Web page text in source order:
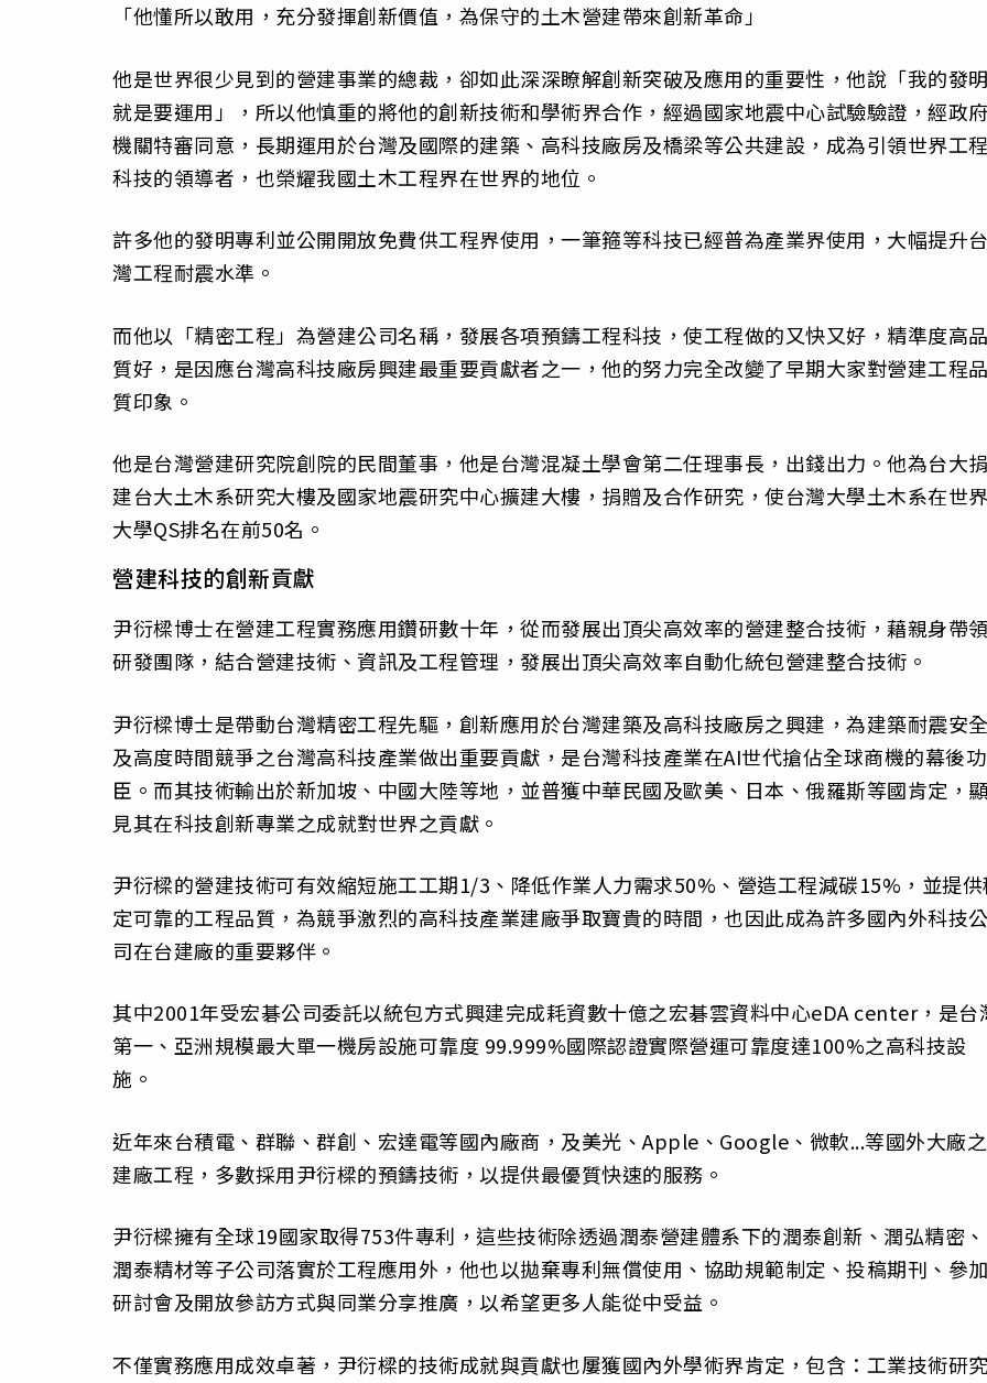
「他懂所以敢用，充分發揮創新價值，為保守的土木營建帶來創新革命」
他是世界很少見到的營建事業的總裁，卻如此深深瞭解創新突破及應用的重要性，他說「我的發
就是要運用」，所以他慎重的將他的創新技術和學術界合作，經過國家地震中心試驗驗證，經政
機關特審同意，長期運用於台灣及國際的建築、高科技廠房及橋梁等公共建設，成為引領世界工
科技的領導者，也榮耀我國土木工程界在世界的地位。
許多他的發明專利並公開開放免費供工程界使用，一筆箍等科技已經普為產業界使用，大幅提升
灣工程耐震水準。
而他以「精密工程」為營建公司名稱，發展各項預鑄工程科技，使工程做的又快又好，精準度高
質好，是因應台灣高科技廠房興建最重要貢獻者之一，他的努力完全改變了早期大家對營建工程
質印象。
他是台灣營建研究院創院的民間董事，他是台灣混凝土學會第二任理事長，出錢出力。他為台大
建台大土木系研究大樓及國家地震研究中心擴建大樓，捐贈及合作研究，使台灣大學土木系在世
大學QS排名在前50名。
營建科技的創新貢獻
尹衍樑博士在營建工程實務應用鑽研數十年，從而發展出頂尖高效率的營建整合技術，藉親身帶
研發團隊，結合營建技術、資訊及工程管理，發展出頂尖高效率自動化統包營建整合技術。
尹衍樑博士是帶動台灣精密工程先驅，創新應用於台灣建築及高科技廠房之興建，為建築耐震安
及高度時間競爭之台灣高科技產業做出重要貢獻，是台灣科技產業在AI世代搶佔全球商機的幕後功
臣。而其技術輸出於新加坡、中國大陸等地，並普獲中華民國及歐美、日本、俄羅斯等國肯定，
見其在科技創新專業之成就對世界之貢獻。
尹衍樑的營建技術可有效縮短施工工期1/3、降低作業人力需求50%、營造工程減碳15%，並提
定可靠的工程品質，為競爭激烈的高科技產業建廠爭取寶貴的時間，也因此成為許多國內外科技
司在台建廠的重要夥伴。
其中2001年受宏碁公司委託以統包方式興建完成耗資數十億之宏碁雲資料中心eDA center，是台
第一、亞洲規模最大單一機房設施可靠度 99.999%國際認證實際營運可靠度達100%之高科技設
施。
近年來台積電、群聯、群創、宏達電等國內廠商，及美光、Apple、Google、微軟...等國外大廠之
建廠工程，多數採用尹衍樑的預鑄技術，以提供最優質快速的服務。
尹衍樑擁有全球19國家取得753件專利，這些技術除透過潤泰營建體系下的潤泰創新、潤弘精密、
潤泰精材等子公司落實於工程應用外，他也以拋棄專利無償使用、協助規範制定、投稿期刊、參
研討會及開放參訪方式與同業分享推廣，以希望更多人能從中受益。
不僅實務應用成效卓著，尹衍樑的技術成就與貢獻也屢獲國內外學術界肯定，包含：工業技術研